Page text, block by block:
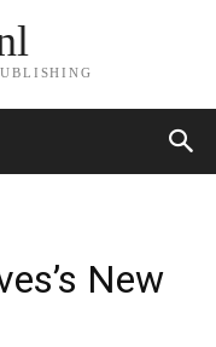
New